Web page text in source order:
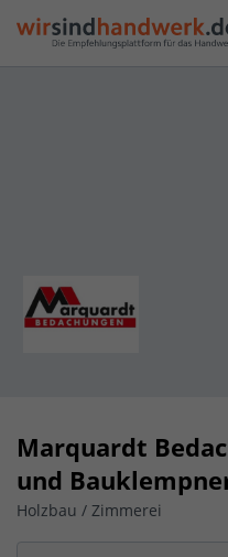
Marquardt
und
Holzbau / Zimmerei